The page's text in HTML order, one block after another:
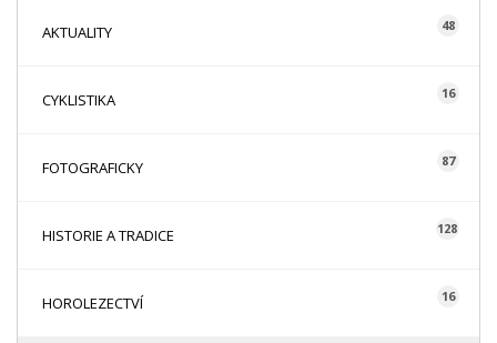
AKTUALITY 48
CYKLISTIKA 16
FOTOGRAFICKY 87
HISTORIE A TRADICE 128
HOROLEZECTVÍ 16